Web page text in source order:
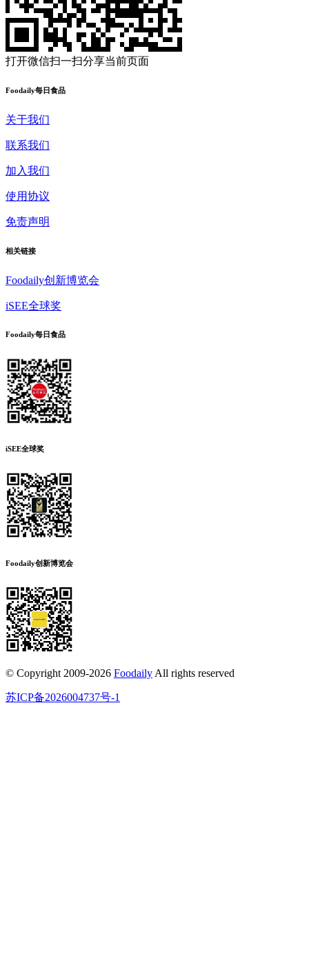
打开微信扫一扫分享当前页面
Foodaily每日食品
关于我们
联系我们
加入我们
使用协议
免责声明
相关链接
Foodaily创新博览会
iSEE全球奖
Foodaily每日食品
iSEE全球奖
Foodaily创新博览会
© Copyright 2009-2026 Foodaily All rights reserved
苏ICP备2026004737号-1